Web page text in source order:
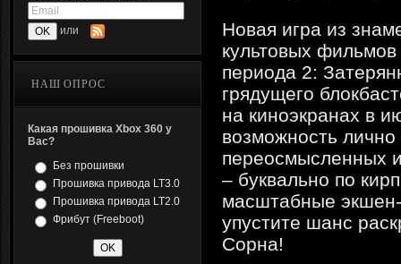
или
НАШ ОПРОС
Какая прошивка Xbox 360 у
Вас?
Без прошивки
Прошивка привода LT3.0
Прошивка привода LT2.0
Фрибут (Freeboot)
Новая игра из
культовых
периода 2:
грядущего
на киноэкранах в
возможность
переосмысленных
– буквально по
масштабные
упустите шанс
Сорна!